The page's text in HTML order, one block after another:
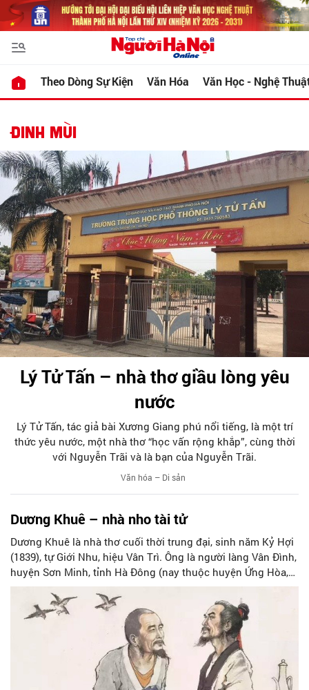
Theo Dòng Sự Kiện Văn Hóa Văn Học - Nghệ
ĐINH MÙI
Lý Tử Tấn – nhà thơ giầu lòng yêu
nước
Lý Tử Tấn, tác giả bài Xương Giang phú nổi tiếng, là một trí
thức yêu nước, một nhà thơ “học vấn rộng khắp”, cùng thời
với Nguyễn Trãi và là bạn của Nguyễn Trãi.
Văn hóa – Di sản
Dương Khuê – nhà nho tài tử
Dương Khuê là nhà thơ cuối thời trung đại, sinh năm Kỷ Hợi
(1839), tự Giới Nhu, hiệu Vân Trì. Ông là người làng Vân Đình,
huyện Sơn Minh, tỉnh Hà Đông (nay thuộc huyện Ứng Hòa,
ngoại thành Hà Nội). Xuất thân trong gia đình có truyền
thống Nho học, Dương Khuê đỗ Tiến sĩ năm 1868, từng giữ
chức Tri phủ Bình Giang (Hải Dương) rồi được thăng Bố